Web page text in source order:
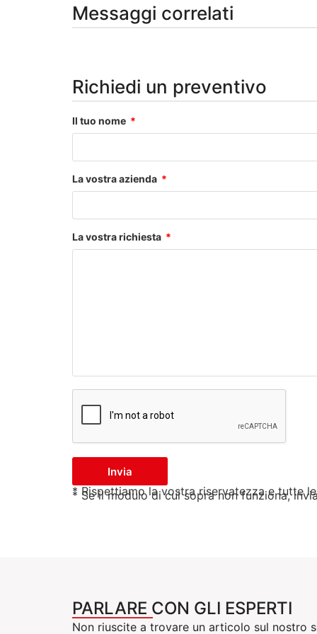
Messaggi correlati
Richiedi un preventivo
Il tuo nome
La vostra azienda
La vostra richiesta
Invia
* Rispettiamo la vostra riservatezza e tutte
* Se il modulo di cui sopra non funziona,
PARLARE CON GLI ESPERTI
Non riuscite a trovare un articolo sul nostro